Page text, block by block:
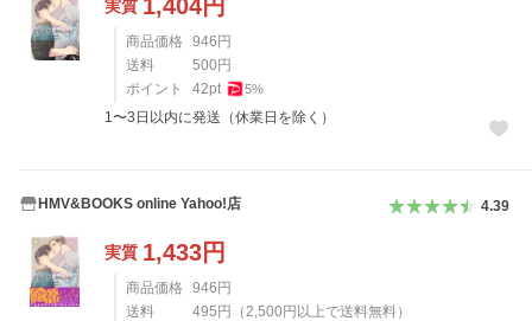
実質 1,404円
商品価格 946 円
送料
500 円
ポイント
42pt 5%
1〜3日以内に発送（休業日を除く）
HMV&BOOKS online Yahoo!店 4.39
実質 1,433円
商品価格 946 円
送料
495 円 （2,500 円以上で送料無料）